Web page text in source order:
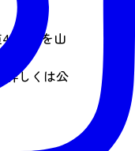
号線を山
詳しくは公